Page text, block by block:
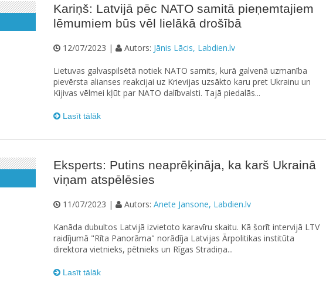
Kariņš: Latvijā pēc NATO samitā pieņemtajiem
lēmumiem būs vēl lielākā drošībā
12/07/2023 | Autors: Jānis Lācis, Labdien.lv
Lietuvas galvaspilsētā notiek NATO samits, kurā galvenā uzmanība
pievērsta alianses reakcijai uz Krievijas uzsākto karu pret Ukrainu un
Kijivas vēlmei kļūt par NATO dalībvalsti. Tajā piedalās...
Lasīt tālāk
Eksperts: Putins neaprēķināja, ka karš Ukrainā
viņam atspēlēsies
11/07/2023 | Autors: Anete Jansone, Labdien.lv
Kanāda dubultos Latvijā izvietoto karavīru skaitu. Kā šorīt intervijā LTV
raidījumā "Rīta Panorāma" norādīja Latvijas Ārpolitikas institūta
direktora vietnieks, pētnieks un Rīgas Stradiņa...
Lasīt tālāk